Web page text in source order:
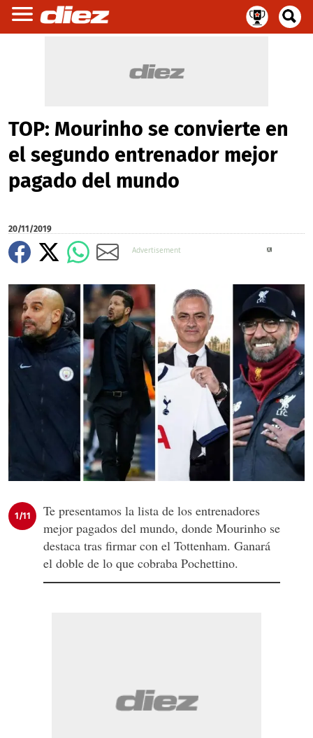
TOP: Mourinho se convierte en
el segundo entrenador mejor
pagado del mundo
20/11/2019
1/11
Te presentamos la lista de los entrenadores
mejor pagados del mundo, donde Mourinho se
destaca tras firmar con el Tottenham. Ganará
el doble de lo que cobraba Pochettino.
X